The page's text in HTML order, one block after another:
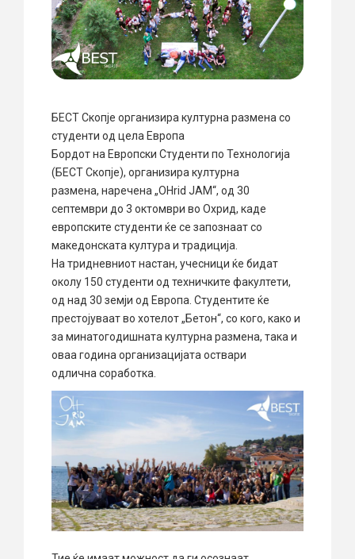
БЕСТ Скопје организира културна размена со
студенти од цела Европа
Бордот на Европски Студенти по Технологија
(БЕСТ Скопје), организира културна
размена, наречена „OHrid JAM“, од 30
септември до 3 октомври во Охрид, каде
европските студенти ќе се запознаат со
македонската култура и традиција.
На тридневниот настан, учесници ќе бидат
околу 150 студенти од техничките факултети,
од над 30 земји од Европа. Студентите ќе
престојуваат во хотелот „Бетон“, со кого, како и
за минатогодишната културна размена, така и
оваа година организацијата оствари
одлична соработка.